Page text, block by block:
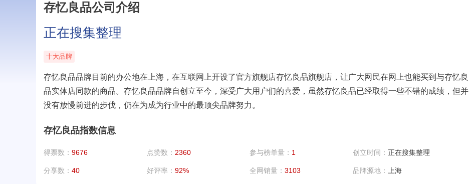
存忆良品公司介绍
正在搜集整理
十大品牌
存忆良品品牌目前的办公地在上海，在互联网上开设了官方旗舰店存忆良品旗舰店，让广大网民在网上也能买到与存忆良
品实体店同款的商品。存忆良品品牌自创立至今，深受广大用户们的喜爱，虽然存忆良品已经取得一些不错的成绩，但并
没有放慢前进的步伐，仍在为成为行业中的最顶尖品牌努力。
存忆良品指数信息
得票数： 9676 点赞数： 2360 参与榜单量： 1 创立时间： 正在搜集整理
分享数： 40 好评率： 92% 全网销量： 3103 品牌源地： 上海